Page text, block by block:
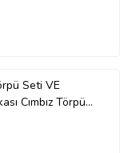
Seti VE
Cımbız Törpü
Seti